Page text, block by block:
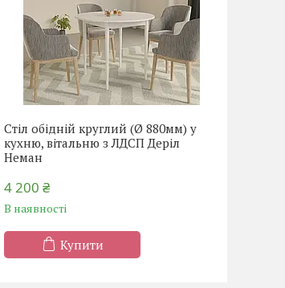
Стіл обідній круглий (Ø 880мм) у
кухню, вітальню з ЛДСП Деріл
Неман
4 200 ₴
В наявності
Купити